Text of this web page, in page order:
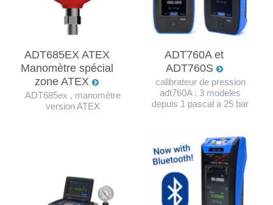
ADT685EX ATEX
Manomètre spécial
zone ATEX
ADT685ex , manomètre
version ATEX
ADT760A et
ADT760S
calibrateur de pression
adt760A : 3 modeles
depuis 1 pascal a 25 bar